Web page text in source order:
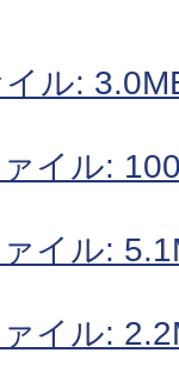
ル:
イル:
イル:
イル: